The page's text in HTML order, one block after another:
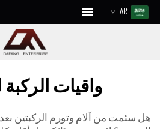
AR
واقيات الركبة
هل سئمت من آلام وتورم الركبتين